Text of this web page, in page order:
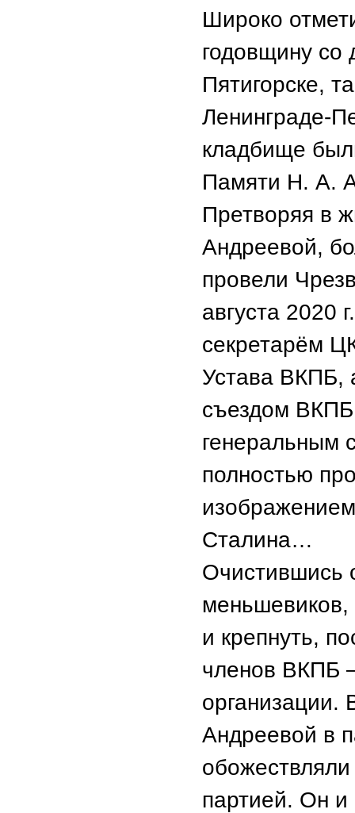
Широко
годовщину со
Пятигорске,
Ленинграде-
кладбище
Памяти Н. А.
Претворяя в
Андреевой,
провели
августа 2020
секретарём
Устава ВКПБ,
съездом ВКПБ
генеральным
полностью
Сталина…
Очистившись
меньшевиков,
и крепнуть,
членов ВКПБ
организации.
Андреевой в
партией. Он